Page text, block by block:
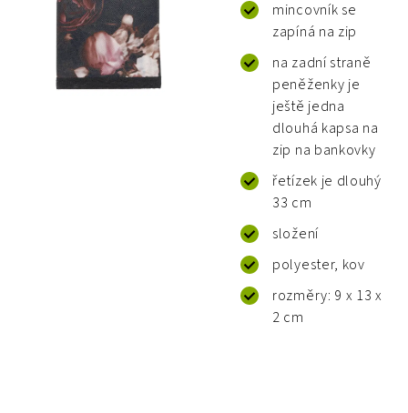
mincovník se
zapíná na zip
na zadní straně
peněženky je
ještě jedna
dlouhá kapsa na
zip na bankovky
řetízek je dlouhý
33 cm
složení
polyester, kov
rozměry: 9 x 13 x
2 cm